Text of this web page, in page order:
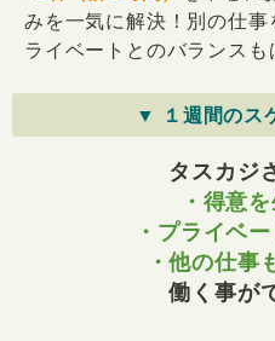
みを一気に解決！別の仕
ライベートとのバランスも
▼ １週間のス
タスカジ
・得意
・プライベ
・他の仕事
働く事が